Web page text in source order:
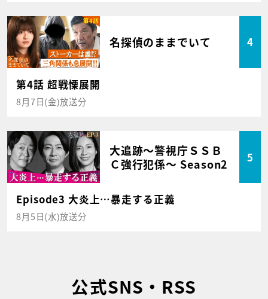
名探偵のままでいて 4
第4話 超戦慄展開
8月7日(金)放送分
大追跡～警視庁ＳＳＢ
Ｃ強行犯係～ Season2
5
Episode3 大炎上…暴走する正義
8月5日(水)放送分
公式SNS・RSS